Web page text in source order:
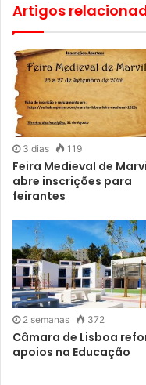
Artigos
3 dias 119
Feira Medieval de
abre inscrições para
feirantes
2 semanas 372
Câmara de Lisboa
apoios na Educação